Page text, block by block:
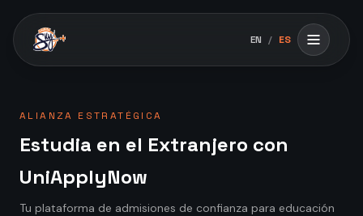
Skip to main content
EN / ES
Abrir
ALIANZA ESTRATÉGICA
Estudia en el Extranjero con
UniApplyNow
Tu plataforma de admisiones de confianza para educación